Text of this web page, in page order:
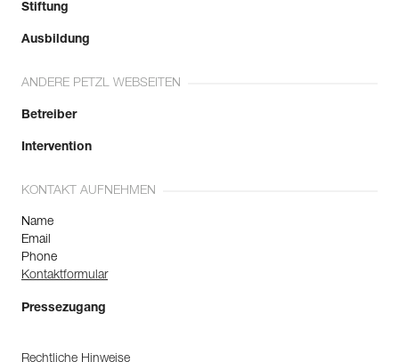
Stiftung
Ausbildung
ANDERE PETZL WEBSEITEN
Betreiber
Intervention
KONTAKT AUFNEHMEN
Name
Email
Phone
Kontaktformular
Pressezugang
Rechtliche Hinweise